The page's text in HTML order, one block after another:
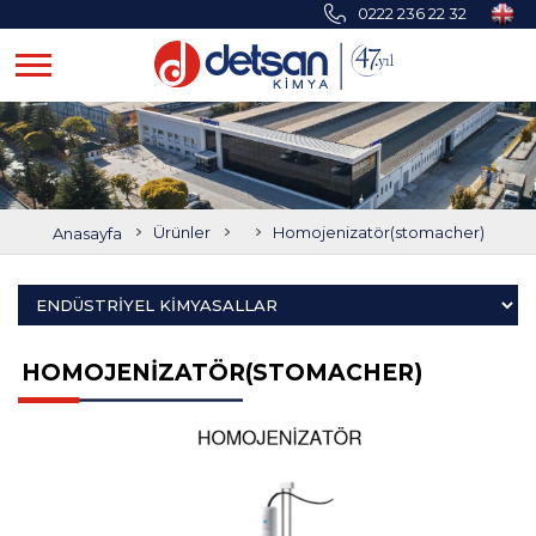
0222 236 22 32
Anasayfa Ürünler Homojenizatör(stomacher)
HOMOJENİZATÖR(STOMACHER)